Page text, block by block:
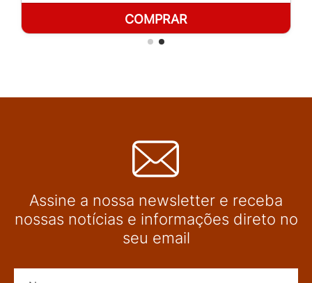
COMPRAR
Assine a nossa newsletter e receba
nossas notícias e informações direto no
seu email